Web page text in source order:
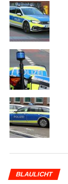
BLAULICHT